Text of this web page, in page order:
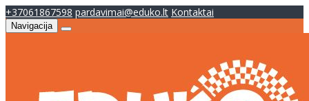
+37061867598 pardavimai@eduko.lt Kontaktai
Navigacija